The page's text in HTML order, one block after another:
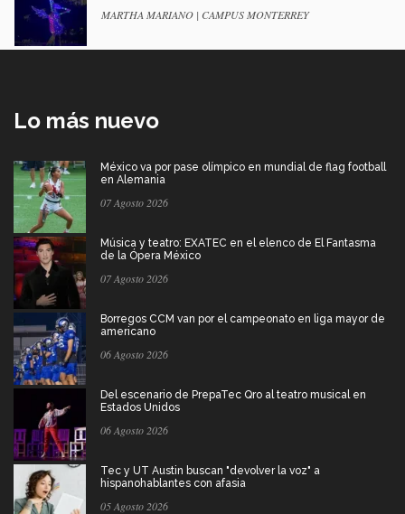
MARTHA MARIANO | CAMPUS MONTERREY
Lo más nuevo
México va por pase olímpico en mundial de flag football
en Alemania
07 Agosto 2026
Música y teatro: EXATEC en el elenco de El Fantasma
de la Ópera México
07 Agosto 2026
Borregos CCM van por el campeonato en liga mayor de
americano
06 Agosto 2026
Del escenario de PrepaTec Qro al teatro musical en
Estados Unidos
06 Agosto 2026
Tec y UT Austin buscan "devolver la voz" a
hispanohablantes con afasia
05 Agosto 2026